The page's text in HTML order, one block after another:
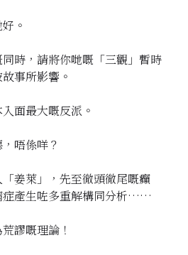
。
時，請將你哋嘅「三觀」暫時
事所影響。
面最大嘅反派。
唔係咩？
姜萊」，先至徹頭徹尾嘅癲
症產生咗多重解構同分析……
謬嘅理論！